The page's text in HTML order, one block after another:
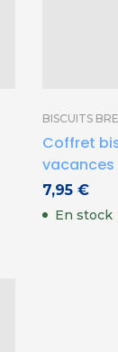
BISCUITS
Coffret
vacances
7,95 €
En stock